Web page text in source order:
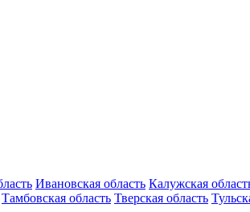
Ивановская область Калужская
Тамбовская область Тверская область